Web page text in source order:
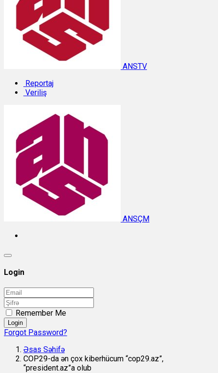
ANSTV
Reportaj
Veriliş
ANSÇM
Login
Remember Me
Login
Forgot Password?
Əsas Səhifə
COP29-da ən çox kiberhücum “cop29.az”,
“president.az”a olub